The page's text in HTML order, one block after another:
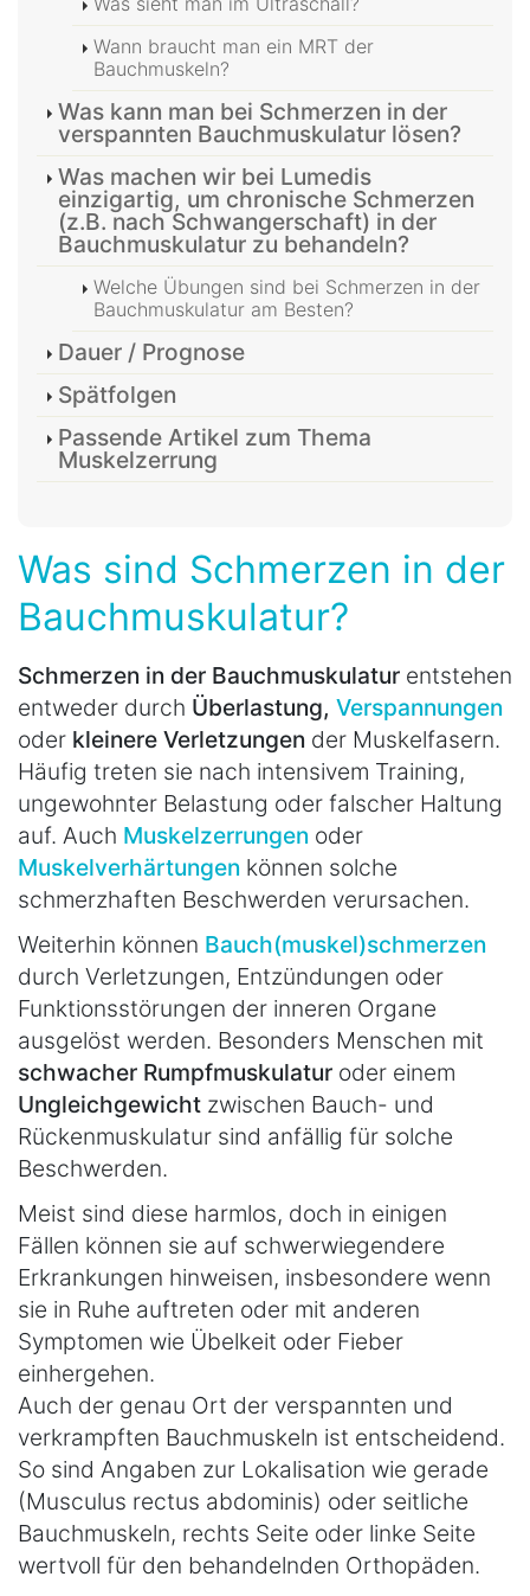
Wann braucht man ein MRT der
Bauchmuskeln?
Was kann man bei Schmerzen in der
verspannten Bauchmuskulatur lösen?
Was machen wir bei Lumedis
einzigartig, um chronische Schmerzen
(z.B. nach Schwangerschaft) in der
Bauchmuskulatur zu behandeln?
Welche Übungen sind bei Schmerzen in der
Bauchmuskulatur am Besten?
Dauer / Prognose
Spätfolgen
Passende Artikel zum Thema
Muskelzerrung
Was sind Schmerzen in der
Bauchmuskulatur?
Schmerzen in der Bauchmuskulatur entstehen
entweder durch Überlastung, Verspannungen
oder kleinere Verletzungen der Muskelfasern.
Häufig treten sie nach intensivem Training,
ungewohnter Belastung oder falscher Haltung
auf. Auch Muskelzerrungen oder
Muskelverhärtungen können solche
schmerzhaften Beschwerden verursachen.
Weiterhin können Bauch(muskel)schmerzen
durch Verletzungen, Entzündungen oder
Funktionsstörungen der inneren Organe
ausgelöst werden. Besonders Menschen mit
schwacher Rumpfmuskulatur oder einem
Ungleichgewicht zwischen Bauch- und
Rückenmuskulatur sind anfällig für solche
Beschwerden.
Meist sind diese harmlos, doch in einigen
Fällen können sie auf schwerwiegendere
Erkrankungen hinweisen, insbesondere wenn
sie in Ruhe auftreten oder mit anderen
Symptomen wie Übelkeit oder Fieber
einhergehen.
Auch der genau Ort der verspannten und
verkrampften Bauchmuskeln ist entscheidend.
So sind Angaben zur Lokalisation wie gerade
(Musculus rectus abdominis) oder seitliche
Bauchmuskeln, rechts Seite oder linke Seite
wertvoll für den behandelnden Orthopäden.